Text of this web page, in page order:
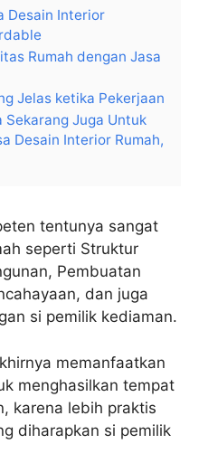
Desain Interior
Rumah dengan Jasa
Jelas ketika Pekerjaan
Sekarang Juga Untuk
Desain Interior Rumah,
tentunya sangat
seperti Struktur
Pembuatan
dan juga
si pemilik kediaman.
memanfaatkan
menghasilkan tempat
karena lebih praktis
diharapkan si pemilik